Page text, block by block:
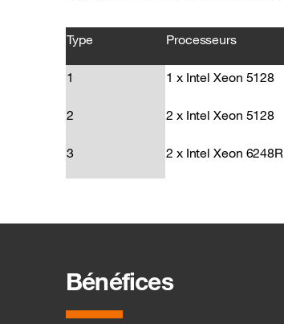
Type Processeurs
1 1 x Intel Xeon 5128
2 2 x Intel Xeon 5128
3 2 x Intel Xeon 6248R
Bénéfices